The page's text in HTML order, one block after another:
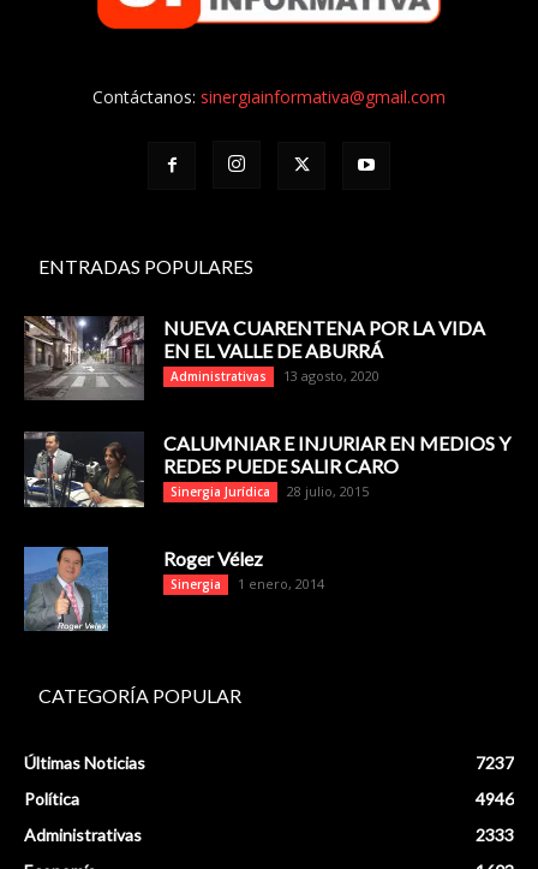
Contáctanos: sinergiainformativa@gmail.com
ENTRADAS POPULARES
NUEVA CUARENTENA POR LA VIDA
EN EL VALLE DE ABURRÁ
Administrativas 13 agosto, 2020
CALUMNIAR E INJURIAR EN MEDIOS Y
REDES PUEDE SALIR CARO
Sinergia Jurídica 28 julio, 2015
Roger Vélez
Sinergia 1 enero, 2014
CATEGORÍA POPULAR
Últimas Noticias
7237
Política
4946
Administrativas
2333